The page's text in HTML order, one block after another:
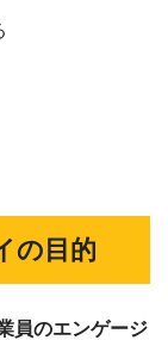
の目的
員のエンゲージ